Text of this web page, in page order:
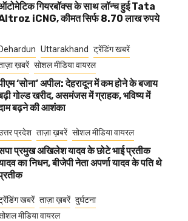
गियरबॉक्स के साथ लॉन्च हुई Tata
iCNG, कीमत सिर्फ 8.70 लाख रुपये
Dehardun Uttarakhand
ट्रेंडिंग खबरें
ख़बरें सोशल मीडिया वायरल
‘सोना’ अपील: देहरादून में कम होने के बजाय
गोल्ड खरीद, असमंजस में ग्राहक, भविष्य में
बढ़ने की आशंका
प्रदेश ताज़ा ख़बरें सोशल मीडिया वायरल
प्रमुख अखिलेश यादव के छोटे भाई प्रतीक
का निधन, बीजेपी नेता अपर्णा यादव के पति थे
खबरें ताज़ा ख़बरें दुर्घटना
मीडिया वायरल